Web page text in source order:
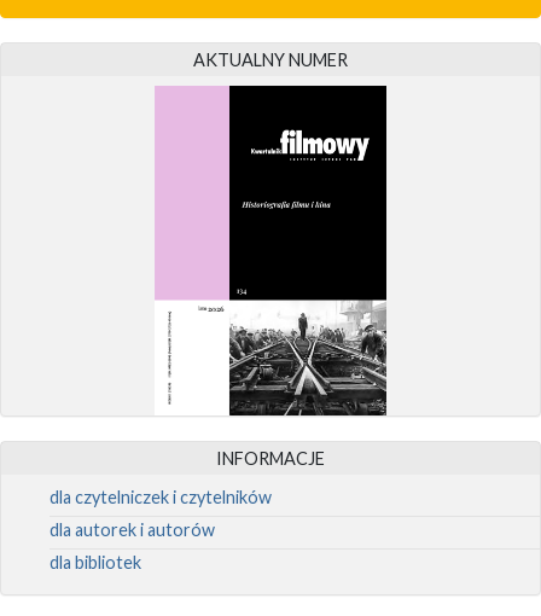
AKTUALNY NUMER
INFORMACJE
dla czytelniczek i czytelników
dla autorek i autorów
dla bibliotek